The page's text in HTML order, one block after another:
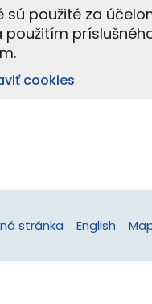
použité za
cookies
stránka English